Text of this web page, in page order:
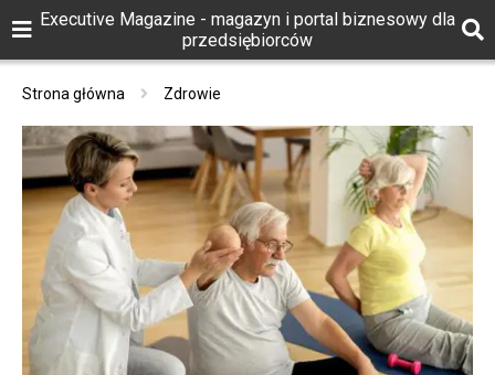
Executive Magazine - magazyn i portal biznesowy dla
przedsiębiorców
Strona główna Zdrowie